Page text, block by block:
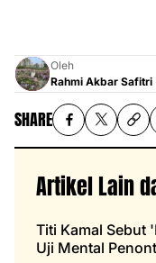
Oleh
Rahmi Akbar Safitri
SHARE
Artikel Lain
Titi Kamal Sebut
Uji Mental